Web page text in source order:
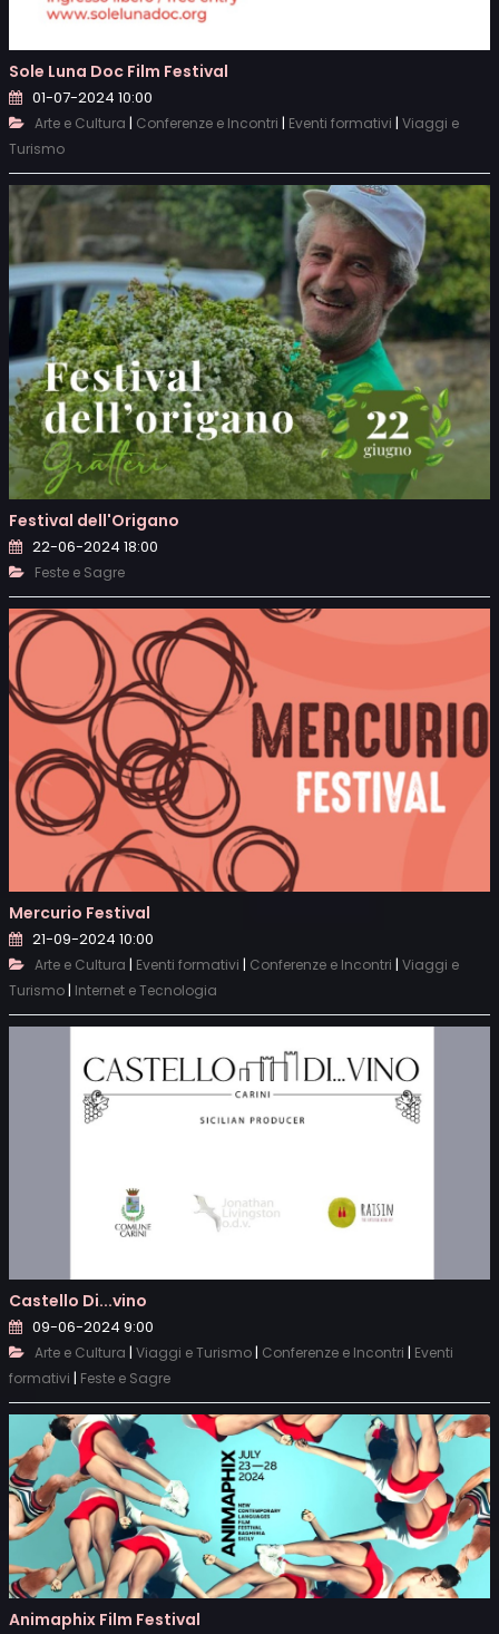
Sole Luna Doc Film Festival
01-07-2024 10:00
Arte e Cultura | Conferenze e Incontri | Eventi formativi | Viaggi e
Turismo
Festival dell'Origano
22-06-2024 18:00
Feste e Sagre
Mercurio Festival
21-09-2024 10:00
Arte e Cultura | Eventi formativi | Conferenze e Incontri | Viaggi e
Turismo | Internet e Tecnologia
Castello Di...vino
09-06-2024 9:00
Arte e Cultura | Viaggi e Turismo | Conferenze e Incontri | Eventi
formativi | Feste e Sagre
Animaphix Film Festival